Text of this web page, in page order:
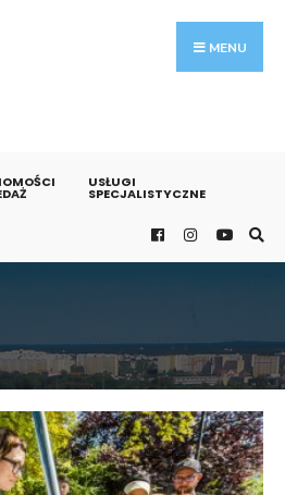
narzędzi
MENU
USŁUGI
SPECJALISTYCZNE